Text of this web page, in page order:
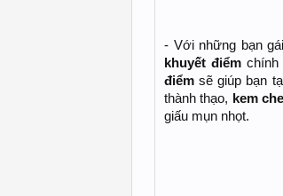
- Với những bạn
khuyết điểmchính
điểm sẽ giúp bạn
thành thạo, kem
giấu mụn nhọt.